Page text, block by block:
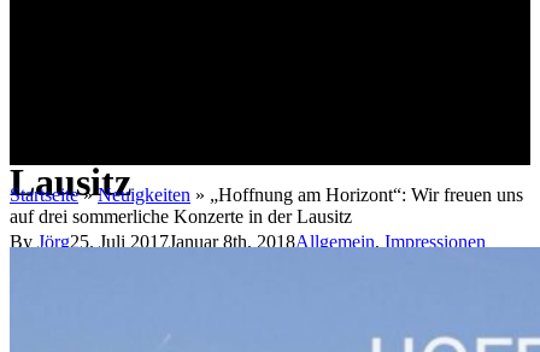
Lausitz
By Jörg25. Juli 2017Januar 8th, 2018Allgemein, Impressionen
Startseite»Neuigkeiten » „Hoffnung am Horizont“: Wir freuen uns
auf drei sommerliche Konzerte in der Lausitz